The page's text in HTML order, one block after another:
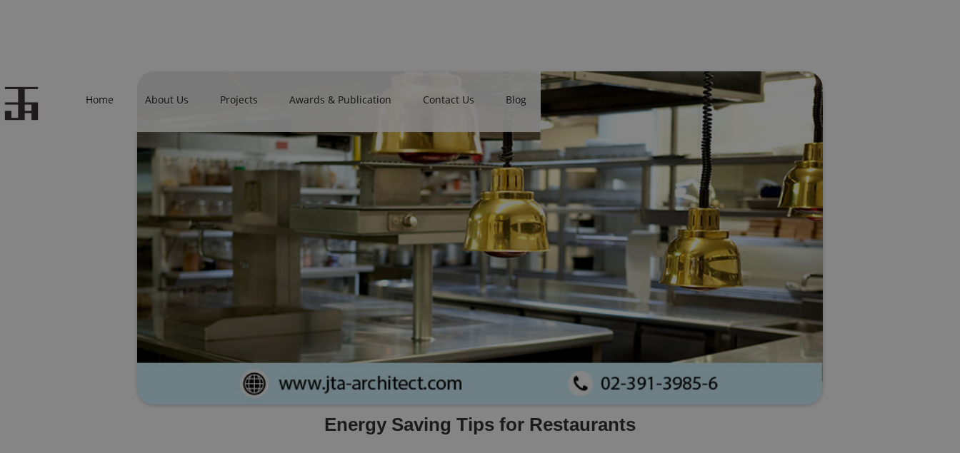
Home About Us Projects Awards & Publication Contact Us Blog
Energy Saving Tips for Restaurants